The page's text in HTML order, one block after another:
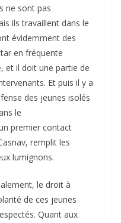
ne sont pas
ils travaillent dans le
évidemment des
en fréquente
et il doit une partie de
Et puis il y a
des jeunes isolés
le
premier contact
remplit les
lumignons.
le droit à
de ces jeunes
Quant aux